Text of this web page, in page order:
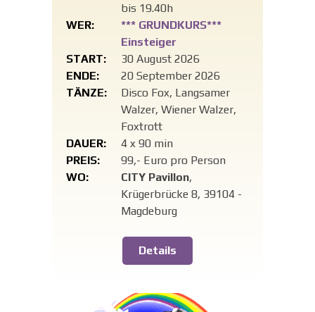
bis 19.40h
WER:
*** GRUNDKURS***
Einsteiger
START:
30 August 2026
ENDE:
20 September 2026
TÄNZE:
Disco Fox, Langsamer
Walzer, Wiener Walzer,
Foxtrott
DAUER:
4 x 90 min
PREIS:
99,- Euro pro Person
WO:
CITY Pavillon,
Krügerbrücke 8, 39104 -
Magdeburg
Details